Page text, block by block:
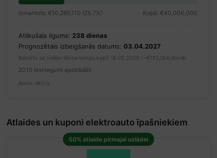
Izmantots: €10,265,110 (25.7%) Kopā: €40,000,000
Atlikušais ilgums: 238 dienas
Prognozētais izbeigšanās datums: 03.04.2027
Balstīts uz vidējo tēriņa tempu kopš 18.05.2026 (~€125,184/dienā)
2010 iesniegumi apstrādāti
Avots: ekii.lv
Atlaides un kuponi elektroauto īpašniekiem
50% atlaide pirmajai uzlādei